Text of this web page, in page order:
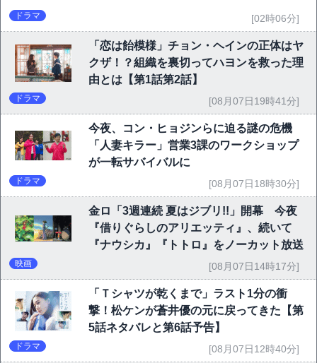
ドラマ [02時06分]
「恋は飴模様」チョン・ヘインの正体はヤ
クザ！？組織を裏切ってハヨンを救った理
由とは【第1話第2話】
ドラマ [08月07日19時41分]
今夜、コン・ヒョジンらに迫る謎の危機
「人妻キラー」営業3課のワークショップ
が一転サバイバルに
ドラマ [08月07日18時30分]
金ロ「3週連続 夏はジブリ!!」開幕 今夜
『借りぐらしのアリエッティ』、続いて
『ナウシカ』『トトロ』をノーカット放送
映画 [08月07日14時17分]
「Ｔシャツが乾くまで」ラスト1分の衝
撃！松ケンが蒼井優の元に戻ってきた【第
5話ネタバレと第6話予告】
ドラマ [08月07日12時40分]